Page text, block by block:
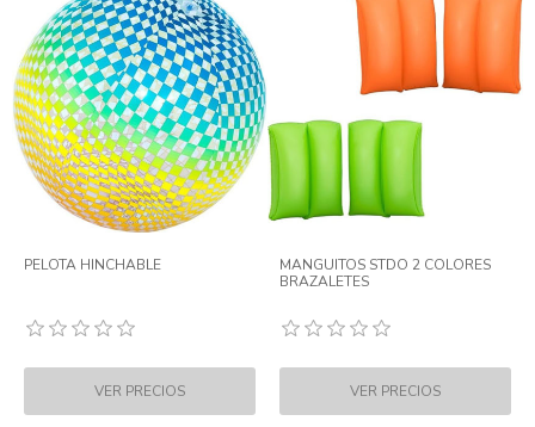
PELOTA HINCHABLE
MANGUITOS STDO 2 COLORES
BRAZALETES